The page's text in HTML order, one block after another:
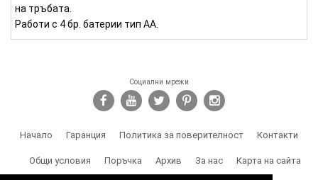
на тръбата.
Работи с 4 бр. батерии тип АА.
Социални мрежи
Начало Гаранция Политика за поверителност Контакти
Общи условия Поръчка Архив За нас Карта на сайта